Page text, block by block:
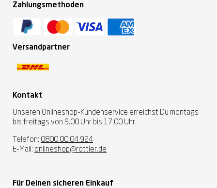
Zahlungsmethoden
Versandpartner
Kontakt
Unseren Onlineshop-Kundenservice erreichst Du montags
bis freitags von 9.00 Uhr bis 17.00 Uhr.
Telefon: 0800 00 04 924
E-Mail: onlineshop@rottler.de
Für Deinen sicheren Einkauf